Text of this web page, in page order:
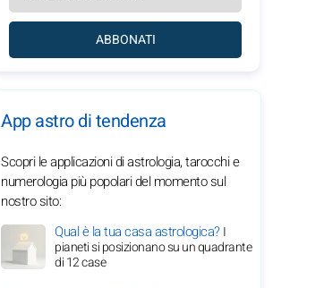
ABBONATI
App astro di tendenza
Scopri le applicazioni di astrologia, tarocchi e
numerologia più popolari del momento sul
nostro sito:
Qual è la tua casa astrologica?I
pianeti si posizionano su un quadrante
di 12 case